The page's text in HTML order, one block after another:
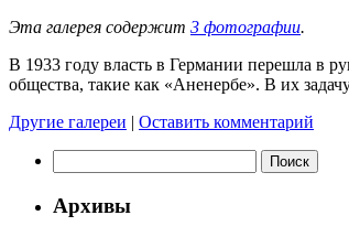
Эта галерея содержит 3 фотографии.
В 1933 году власть в Германии перешла в
общества, такие как «Аненербе». В их
Другие галереи | Оставить комментарий
Архивы